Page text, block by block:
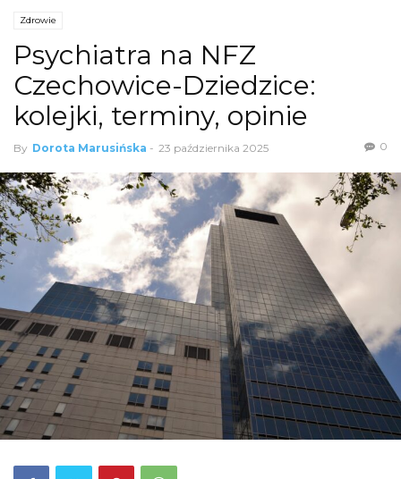
Zdrowie
Psychiatra na NFZ
Czechowice-Dziedzice:
kolejki, terminy, opinie
By Dorota Marusińska - 23 października 2025 0